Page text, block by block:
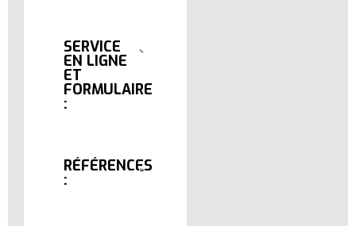
SERVICE
EN LIGNE
ET
FORMULAIRE
:
RÉFÉRENCES
: